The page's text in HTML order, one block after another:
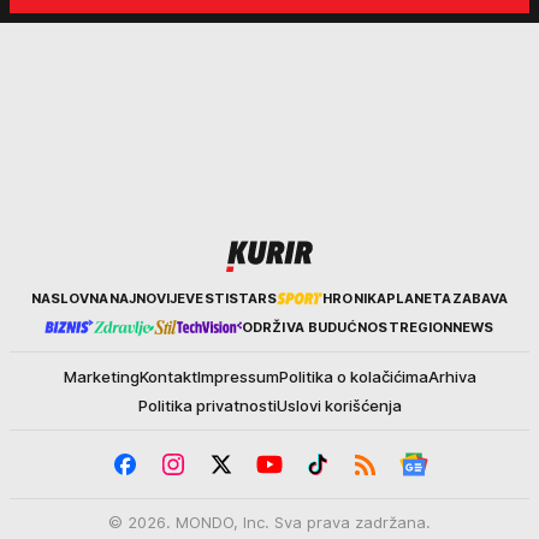
KurirNASLOVNANAJNOVIJEVESTISTARS HRONIKAPLANETAZABAVA
ODRŽIVA BUDUĆNOSTREGIONNEWS
MarketingKontaktImpressumPolitika o kolačićimaArhiva
Politika privatnostiUslovi korišćenja
© 2026. MONDO, Inc. Sva prava zadržana.